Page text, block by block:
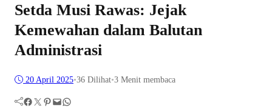
Setda Musi Rawas: Jejak
Kemewahan dalam Balutan
Administrasi
20 April 2025•36 Dilihat•3 Menit membaca
Facebook Twitter Pinterest Mail WhatsApp